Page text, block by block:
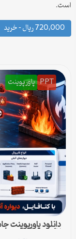
است.
720,000 ریال – خرید
PPT پاورپوینت
دانلود پاورپوینت
ارائه و پروژه